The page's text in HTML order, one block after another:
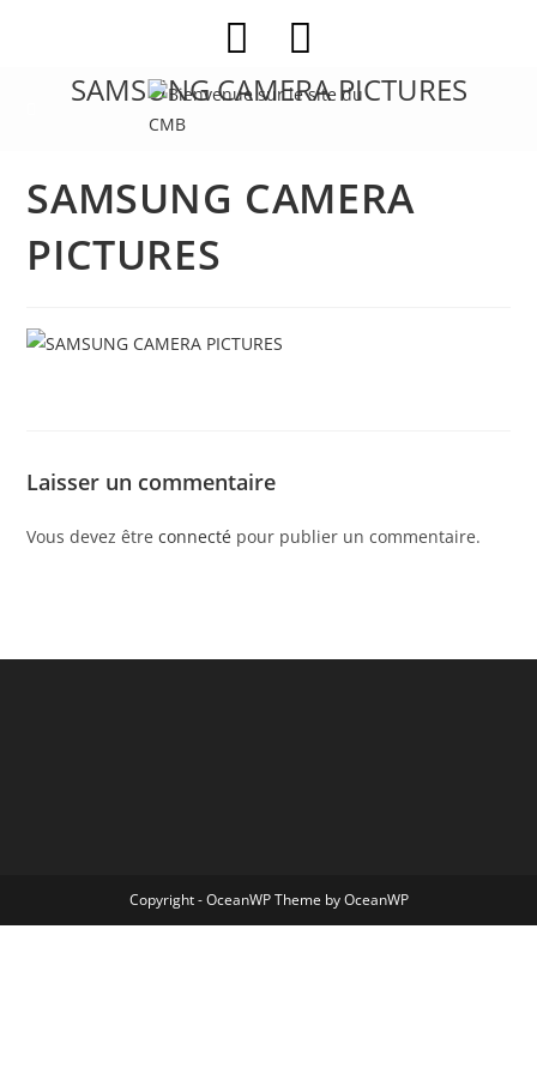
SAMSUNG CAMERA PICTURES
SAMSUNG CAMERA
PICTURES
Laisser un commentaire
Vous devez êtreconnecté pour publier un commentaire.
Copyright - OceanWP Theme by OceanWP